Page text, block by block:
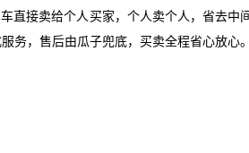
直接卖给个人买家，个人卖个人，省去
务，售后由瓜子兜底，买卖全程省心放心。